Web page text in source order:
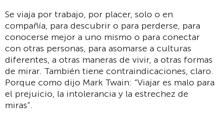
Se viaja por trabajo, por placer, solo o en
compañía, para descubrir o para perderse, para
conocerse mejor a uno mismo o para conectar
con otras personas, para asomarse a culturas
diferentes, a otras maneras de vivir, a otras formas
de mirar. También tiene contraindicaciones, claro.
Porque como dijo Mark Twain: “Viajar es malo para
el prejuicio, la intolerancia y la estrechez de
miras”.